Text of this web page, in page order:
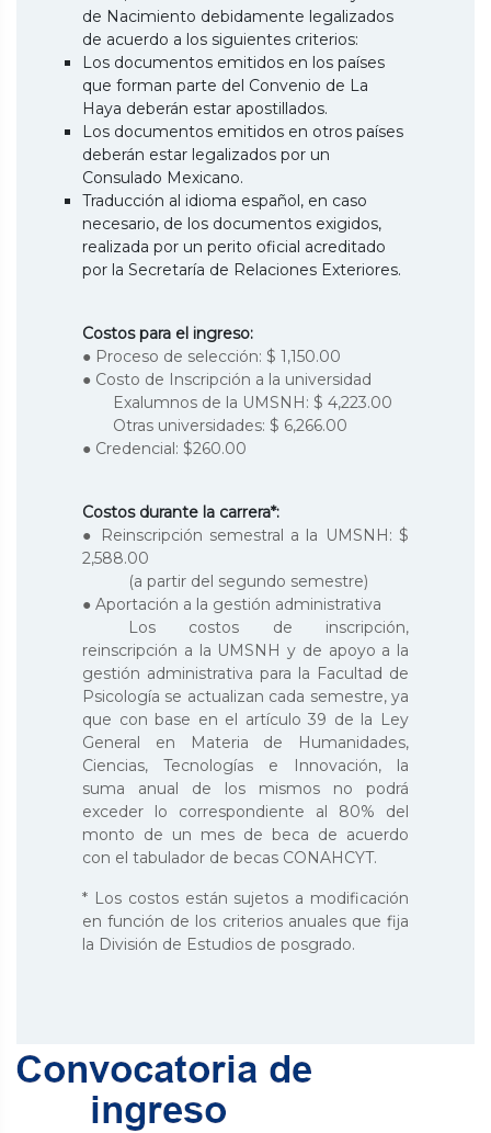
de Nacimiento debidamente legalizados
de acuerdo a los siguientes criterios:
Los documentos emitidos en los países
que forman parte del Convenio de La
Haya deberán estar apostillados.
Los documentos emitidos en otros países
deberán estar legalizados por un
Consulado Mexicano.
Traducción al idioma español, en caso
necesario, de los documentos exigidos,
realizada por un perito oficial acreditado
por la Secretaría de Relaciones Exteriores.
Costos para el ingreso:
● Proceso de selección: $ 1,150.00
● Costo de Inscripción a la universidad
Exalumnos de la UMSNH: $ 4,223.00
Otras universidades: $ 6,266.00
● Credencial: $260.00
Costos durante la carrera*:
● Reinscripción semestral a la UMSNH: $
2,588.00
(a partir del segundo semestre)
● Aportación a la gestión administrativa
Los costos de inscripción,
reinscripción a la UMSNH y de apoyo a la
gestión administrativa para la Facultad de
Psicología se actualizan cada semestre, ya
que con base en el artículo 39 de la Ley
General en Materia de Humanidades,
Ciencias, Tecnologías e Innovación, la
suma anual de los mismos no podrá
exceder lo correspondiente al 80% del
monto de un mes de beca de acuerdo
con el tabulador de becas CONAHCYT.
* Los costos están sujetos a modificación
en función de los criterios anuales que fija
la División de Estudios de posgrado.